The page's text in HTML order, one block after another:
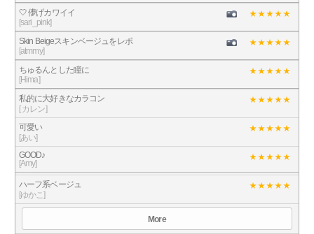
🤍 儚げカワイイ
[sari_pink]
Skin Beigeスキンベージュをレポ
[atmmy]
ちゅるんとした瞳に
[Hima]
私的に大好きなカラコン
[ カレン]
可愛い
[あい]
GOOD♪
[Amy]
ハーフ系ベージュ
[ゆかこ]
More